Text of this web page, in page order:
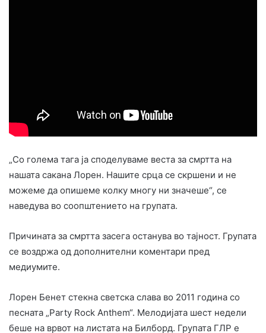
„Со голема тага ја споделуваме веста за смртта на
нашата сакана Лорен. Нашите срца се скршени и не
можеме да опишеме колку многу ни значеше“, се
наведува во соопштението на групата.
Причината за смртта засега останува во тајност. Групата
се воздржа од дополнителни коментари пред
медиумите.
Лорен Бенет стекна светска слава во 2011 година со
песната „Party Rock Anthem“. Мелодијата шест недели
беше на врвот на листата на Билборд. Групата ГЛР е